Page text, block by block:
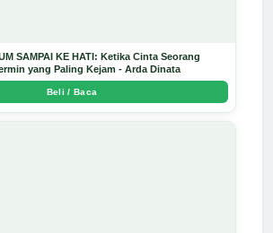
SAMPAI KE HATI: Ketika Cinta Seorang
yang Paling Kejam - Arda Dinata
Beli / Baca